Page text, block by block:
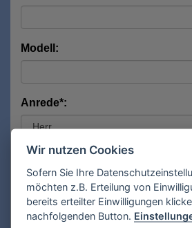
Modell:
Anrede*:
Vorname*:
Nachname*:
Wir nutzen Cookies
Sofern Sie Ihre
möchten z.B. Erteilung von
bereits erteilter Einwilligungen
nachfolgenden Button.